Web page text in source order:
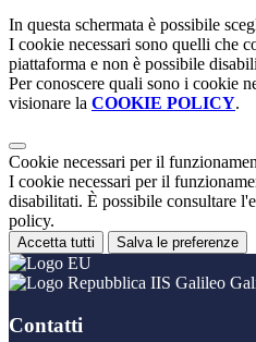
In questa schermata è possibile
I cookie necessari sono quelli che
piattaforma e non è possibile
Per conoscere quali sono i cookie
visionare la COOKIE POLICY.
Cookie necessari per il
I cookie necessari per il
disabilitati. È possibile consultare
policy.
Accetta tutti Salva le preferenze
IIS Galileo
Contatti